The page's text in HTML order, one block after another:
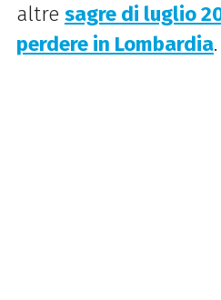
altre sagre di luglio
perdere in Lombardia.